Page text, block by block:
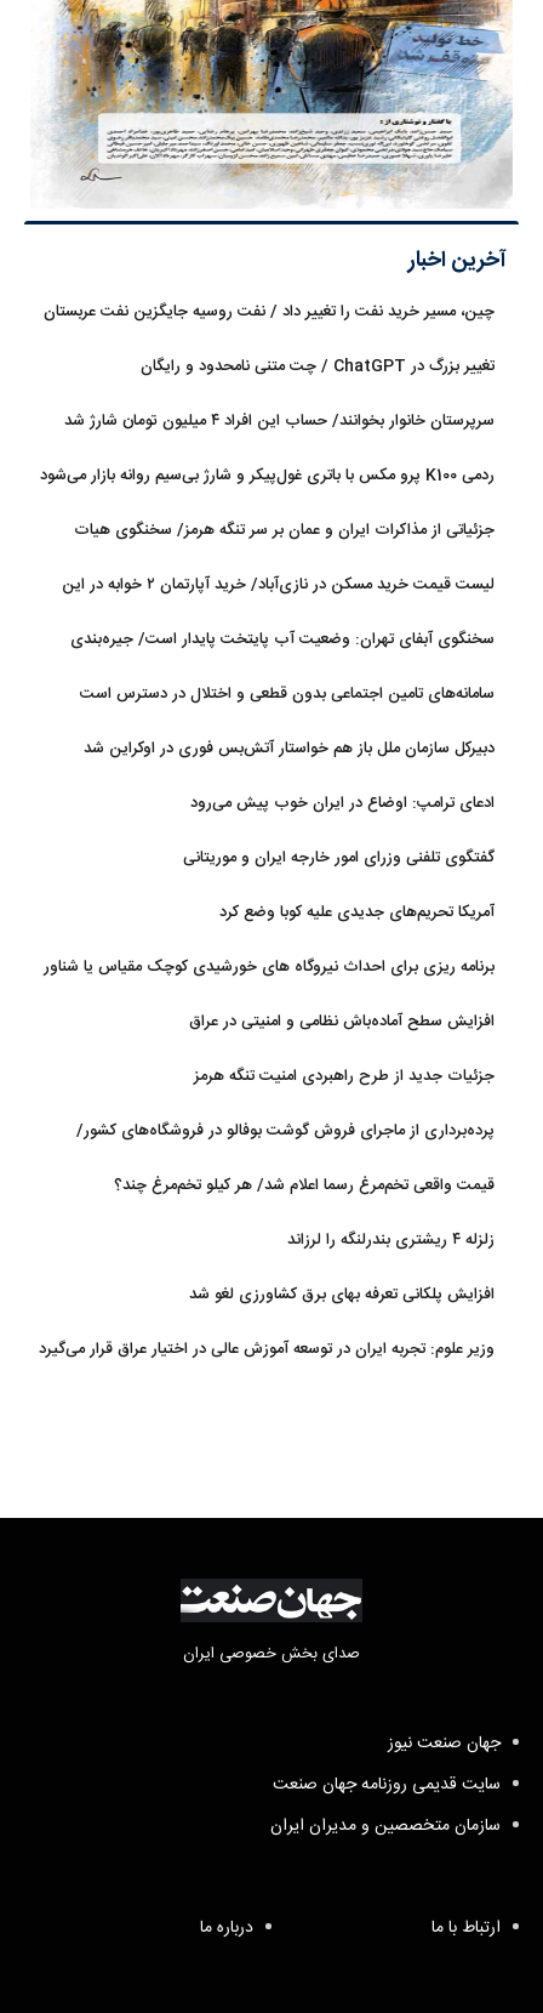
آخرین اخبار
چین، مسیر خرید نفت را تغییر داد / نفت روسیه جایگزین نفت عربستان
تغییر بزرگ در ChatGPT / چت متنی نامحدود و رایگان
سرپرستان خانوار بخوانند/ حساب این افراد ۴ میلیون تومان شارژ شد
ردمی K100 پرو مکس با باتری غول‌پیکر و شارژ بی‌سیم روانه بازار می‌شود
جزئیاتی از مذاکرات ایران و عمان بر سر تنگه هرمز/ سخنگوی هیات
لیست قیمت خرید مسکن در نازی‌آباد/ خرید آپارتمان ۲ خوابه در این
سخنگوی آبفای تهران: وضعیت آب پایتخت پایدار است/ جیره‌بندی
سامانه‌های تامین اجتماعی بدون قطعی و اختلال در دسترس است
دبیرکل سازمان ملل باز هم خواستار آتش‌بس فوری در اوکراین شد
ادعای ترامپ: اوضاع در ایران خوب پیش می‌رود
گفتگوی تلفنی وزرای امور خارجه ایران و موریتانی
آمریکا تحریم‌های جدیدی علیه کوبا وضع کرد
برنامه ریزی برای احداث نیروگاه های خورشیدی کوچک مقیاس یا شناور
افزایش سطح آماده‌باش نظامی و امنیتی در عراق
جزئیات جدید از طرح راهبردی امنیت تنگه هرمز
پرده‌برداری از ماجرای فروش گوشت بوفالو در فروشگاه‌های کشور/
قیمت واقعی تخم‌مرغ رسما اعلام شد/ هر کیلو تخم‌مرغ چند؟
زلزله ۴ ریشتری بندرلنگه را لرزاند
افزایش پلکانی تعرفه بهای برق کشاورزی لغو شد
وزیر علوم: تجربه ایران در توسعه آموزش عالی در اختیار عراق قرار می‌گیرد
صدای بخش خصوصی ایران
جهان صنعت نیوز
سایت قدیمی روزنامه جهان صنعت
سازمان متخصصین و مدیران ایران
ارتباط با ما درباره ما